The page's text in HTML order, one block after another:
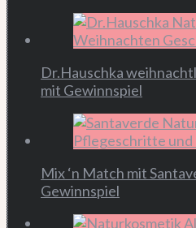
Dr.Hauschka
mit Gewinnspiel
Mix ‘n Match mit
Gewinnspiel